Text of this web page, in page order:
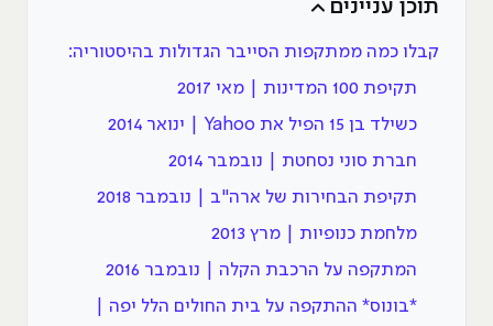
תוכן עניינים
קבלו כמה ממתקפות הסייבר הגדולות בהיסטוריה:
תקיפת 100 המדינות | מאי 2017
כשילד בן 15 הפיל את Yahoo | ינואר 2014
חברת סוני נסחטת | נובמבר 2014
תקיפת הבחירות של ארה"ב | נובמבר 2018
מלחמת כנופיות | מרץ 2013
המתקפה על הרכבת הקלה | נובמבר 2016
*בונוס* ההתקפה על בית החולים הלל יפה |